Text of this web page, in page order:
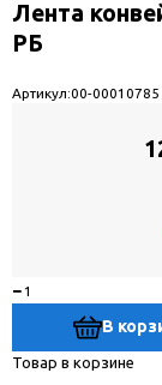
Лента
РБ
Артикул:00-00010785
−
В
Товар в корзине